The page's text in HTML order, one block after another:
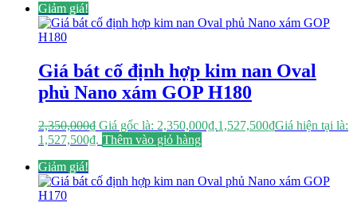
Giảm giá!
Giá bát cố định hợp kim nan Oval
phủ Nano xám GOP H180
2,350,000₫ Giá gốc là: 2,350,000₫.1,527,500₫Giá hiện tại là:
1,527,500₫. Thêm vào giỏ hàng
Giảm giá!